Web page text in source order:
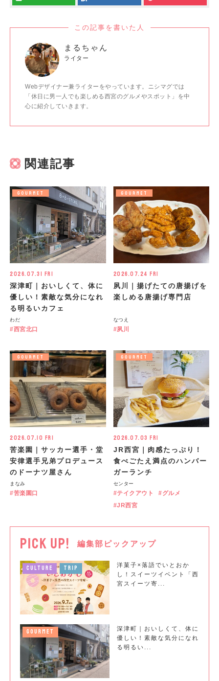
この記事を書いた人
まるちゃん
ライター
Webデザイナー兼ライターをやっています。ニシマグでは
「休日に男一人でも楽しめる西宮のグルメやスポット」を中
心に紹介していきます。
関連記事
GOURMET
2026.07.31 Fri
深津町｜おいしくて、体に
優しい！素敵な気分になれ
る明るいカフェ
わだ
西宮北口
GOURMET
2026.07.24 Fri
夙川｜揚げたての唐揚げを
楽しめる唐揚げ専門店
なつえ
夙川
GOURMET
2026.07.10 Fri
苦楽園｜サッカー選手・堂
安律選手兄弟プロデュース
のドーナツ屋さん
まなみ
苦楽園口
GOURMET
2026.07.03 Fri
JR西宮｜肉感たっぷり！
食べごたえ満点のハンバー
ガーランチ
センター
テイクアウト
グルメ
JR西宮
PICK UP! 編集部ピックアップ
CULTURE TRIP
洋菓子×落語でいとおか
し！スイーツイベント「西
宮スイーツ寄...
GOURMET
深津町｜おいしくて、体に
優しい！素敵な気分になれ
る明るい...